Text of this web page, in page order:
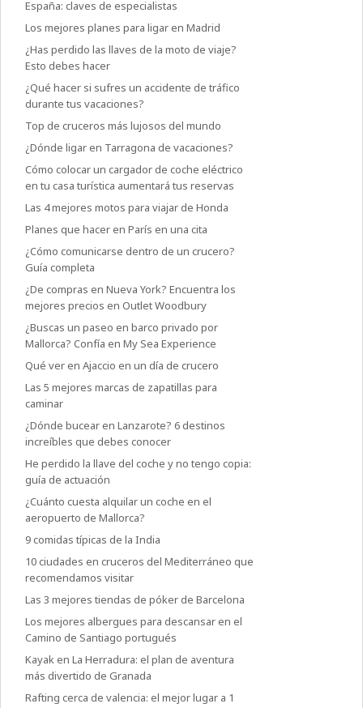
España: claves de especialistas
Los mejores planes para ligar en Madrid
¿Has perdido las llaves de la moto de viaje?
Esto debes hacer
¿Qué hacer si sufres un accidente de tráfico
durante tus vacaciones?
Top de cruceros más lujosos del mundo
¿Dónde ligar en Tarragona de vacaciones?
Cómo colocar un cargador de coche eléctrico
en tu casa turística aumentará tus reservas
Las 4 mejores motos para viajar de Honda
Planes que hacer en París en una cita
¿Cómo comunicarse dentro de un crucero?
Guía completa
¿De compras en Nueva York? Encuentra los
mejores precios en Outlet Woodbury
¿Buscas un paseo en barco privado por
Mallorca? Confía en My Sea Experience
Qué ver en Ajaccio en un día de crucero
Las 5 mejores marcas de zapatillas para
caminar
¿Dónde bucear en Lanzarote? 6 destinos
increíbles que debes conocer
He perdido la llave del coche y no tengo copia:
guía de actuación
¿Cuánto cuesta alquilar un coche en el
aeropuerto de Mallorca?
9 comidas típicas de la India
10 ciudades en cruceros del Mediterráneo que
recomendamos visitar
Las 3 mejores tiendas de póker de Barcelona
Los mejores albergues para descansar en el
Camino de Santiago portugués
Kayak en La Herradura: el plan de aventura
más divertido de Granada
Rafting cerca de valencia: el mejor lugar a 1